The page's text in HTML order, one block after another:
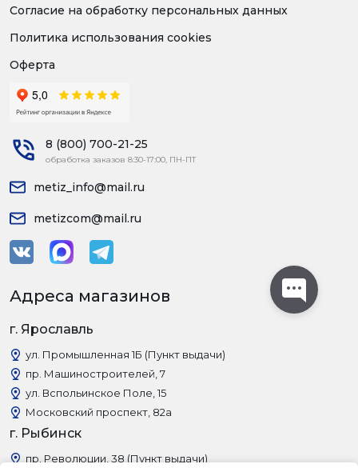
Согласие на обработку персональных данных
Политика использования cookies
Оферта
8 (800) 700-21-25
обработка заказов 8:30-17:00, ПН-ПТ
metiz_info@mail.ru
metizcom@mail.ru
Адреса магазинов
г. Ярославль
ул. Промышленная 1Б (Пункт выдачи)
пр. Машиностроителей, 7
ул. Вспольинское Поле, 15
Московский проспект, 82а
г. Рыбинск
пр. Революции, 38 (Пункт выдачи)